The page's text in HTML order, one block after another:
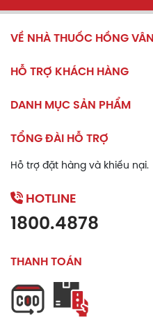
VỀ NHÀ THUỐC HỒNG VÂN
HỖ TRỢ KHÁCH HÀNG
DANH MỤC SẢN PHẨM
TỔNG ĐÀI HỖ TRỢ
Hỗ trợ đặt hàng và khiếu nại.
HOTLINE
1800.4878
THANH TOÁN